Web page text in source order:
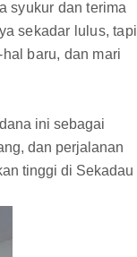
syukur dan terima
sekadar lulus, tapi
baru, dan mari
ini sebagai
dan perjalanan
tinggi di Sekadau